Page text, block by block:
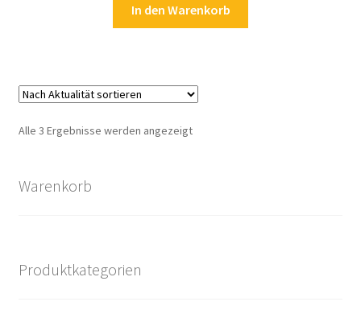
In den Warenkorb
Alle 3 Ergebnisse werden angezeigtNach
Warenkorb
Produktkategorien